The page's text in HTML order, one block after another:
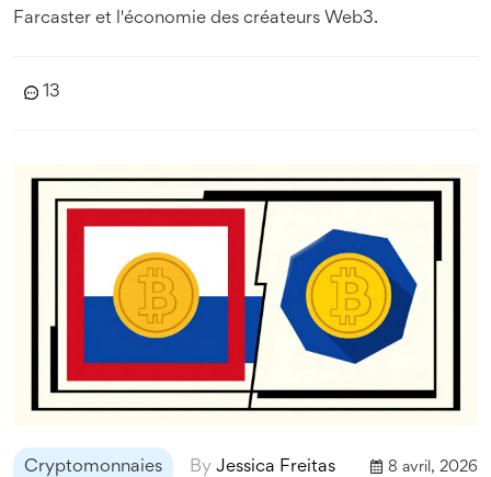
Farcaster et l'économie des créateurs Web3.
13
Cryptomonnaies By Jessica Freitas 8 avril, 2026